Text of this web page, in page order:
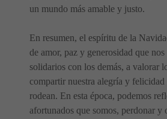
un mundo más amable y justo.
En resumen, el espíritu de la
de amor, paz y generosidad que
solidarios con los demás, a valorar
compartir nuestra alegría y
rodean. En esta época, podemos
afortunados que somos, perdonar